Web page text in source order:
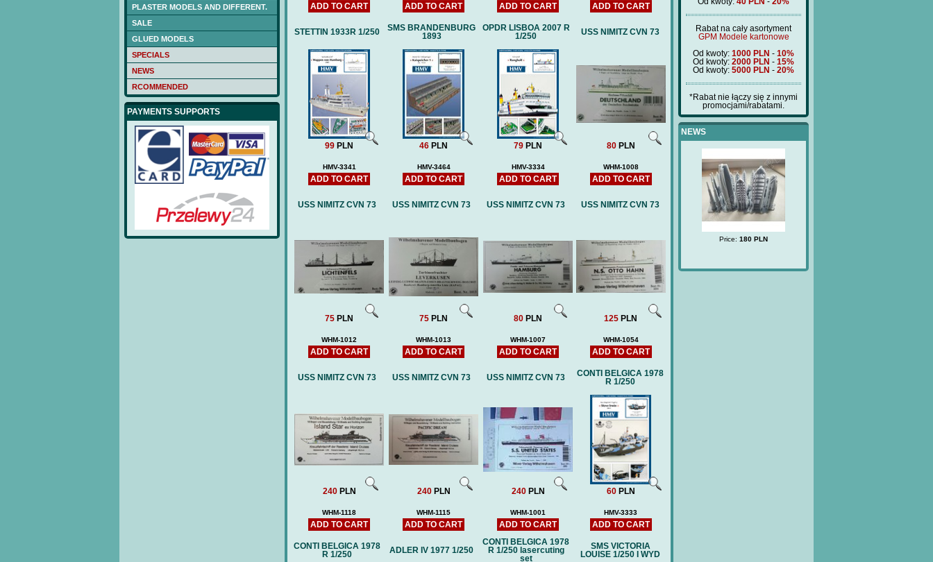
PLASTER MODELS AND DIFFERENT.
SALE
GLUED MODELS
SPECIALS
NEWS
RCOMMENDED
PAYMENTS SUPPORTS
ADD TO CART ADD TO CART ADD TO CART ADD TO CART
STETTIN 1933R 1/250
99 PLN
HMV-3341
ADD TO CART
SMS BRANDENBURG
1893
46 PLN
HMV-3464
ADD TO CART
OPDR LISBOA 2007 R
1/250
79 PLN
HMV-3334
ADD TO CART
USS NIMITZ CVN 73
80PLN
WHM-1008
ADD TO CART
USS NIMITZ CVN 73
75 PLN
WHM-1012
ADD TO CART
USS NIMITZ CVN 73
75 PLN
WHM-1013
ADD TO CART
USS NIMITZ CVN 73
80 PLN
WHM-1007
ADD TO CART
USS NIMITZ CVN 73
125 PLN
WHM-1054
ADD TO CART
USS NIMITZ CVN 73
240PLN
WHM-1118
ADD TO CART
USS NIMITZ CVN 73
240PLN
WHM-1115
ADD TO CART
USS NIMITZ CVN 73
240PLN
WHM-1001
ADD TO CART
CONTI BELGICA 1978
R 1/250
60PLN
HMV-3333
ADD TO CART
CONTI BELGICA 1978
R 1/250
ADLER IV 1977 1/250
CONTI BELGICA 1978
R 1/250 lasercuting
set
SMS VICTORIA
LOUISE 1/250 I WYD
Rabat na cały asortyment
GPM Modele kartonowe
Od kwoty: 1000 PLN - 10%
Od kwoty: 2000 PLN - 15%
Od kwoty: 5000 PLN - 20%
*Rabat nie łączy się z innymi
promocjami/rabatami.
NEWS
NAGATO (DB) -low-cut with
75 PLN
MOŁOTOW (GANGUT ) -low-
cut with laser frames
40 PLN
MOŁOTOW (GANGUT ) -low-
cut with laser frames
Price: 90 PLN
Price: 180 PLN